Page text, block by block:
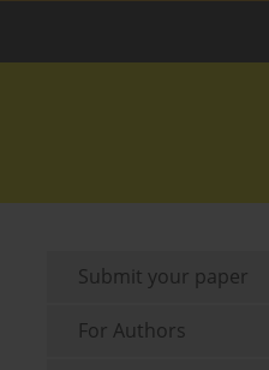
Submit your paper
For Authors